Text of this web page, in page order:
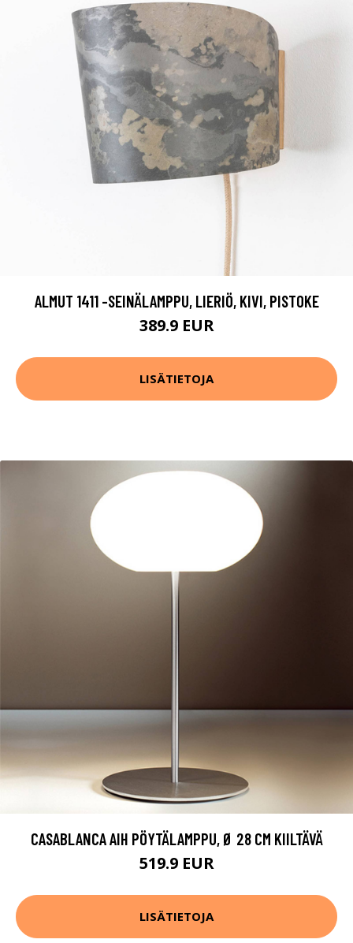
ALMUT 1411 -SEINÄLAMPPU, LIERIÖ, KIVI, PISTOKE
389.9 EUR
LISÄTIETOJA
CASABLANCA AIH PÖYTÄLAMPPU, Ø 28 CM KIILTÄVÄ
519.9 EUR
LISÄTIETOJA